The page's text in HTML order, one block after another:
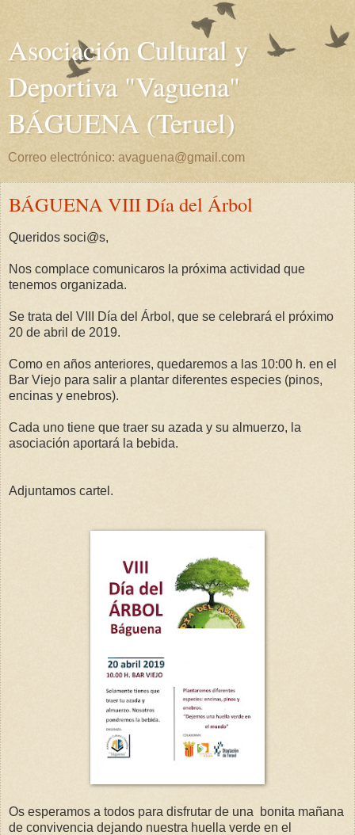
Asociación Cultural y
Deportiva "Vaguena"
BÁGUENA (Teruel)
Correo electrónico: avaguena@gmail.com
BÁGUENA VIII Día del Árbol
Queridos soci@s,
Nos complace comunicaros la próxima actividad que
tenemos organizada.
Se trata del VIII Día del Árbol, que se celebrará el próximo
20 de abril de 2019.
Como en años anteriores, quedaremos a las 10:00 h. en el
Bar Viejo para salir a plantar diferentes especies (pinos,
encinas y enebros).
Cada uno tiene que traer su azada y su almuerzo, la
asociación aportará la bebida.
Adjuntamos cartel.
Os esperamos a todos para disfrutar de una bonita mañana
de convivencia dejando nuestra huella verde en el